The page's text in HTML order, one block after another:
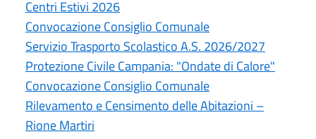
Centri Estivi 2026
Convocazione Consiglio Comunale
Servizio Trasporto Scolastico A.S. 2026/2027
Protezione Civile Campania: "Ondate di Calore"
Convocazione Consiglio Comunale
Rilevamento e Censimento delle Abitazioni –
Rione Martiri